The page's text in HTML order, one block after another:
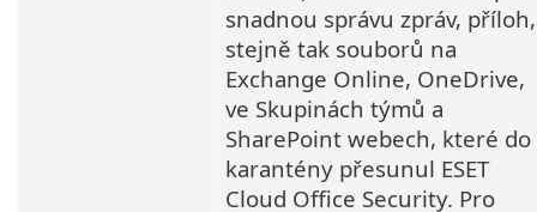
snadnou správu zpráv, příloh,
stejně tak souborů na
Exchange Online, OneDrive,
ve Skupinách týmů a
SharePoint webech, které do
karantény přesunul ESET
Cloud Office Security. Pro